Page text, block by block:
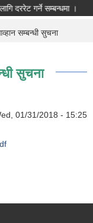
दररेट गर्ने सम्बन्धमा ।
सम्बन्धी सुचना
सुचना
01/31/2018 - 15:25